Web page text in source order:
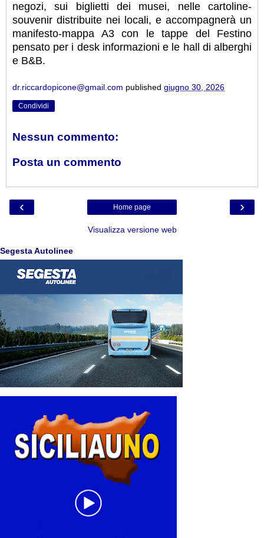
negozi, sui biglietti dei musei, nelle cartoline-
souvenir distribuite nei locali, e accompagnerà un
manifesto-mappa A3 con le tappe del Festino
pensato per i desk informazioni e le hall di alberghi
e B&B.
dr.riccardopicone@gmail.com published giugno 30, 2026
Condividi
Nessun commento:
Posta un commento
‹ ›
Home page
Visualizza versione web
Segesta Autolinee